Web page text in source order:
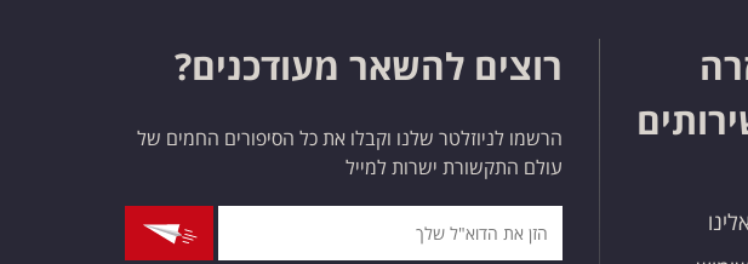
רוצים להשאר מעודכנים?
הרשמו לניוזלטר שלנו וקבלו את כל הסיפורים החמים של
עולם התקשורת ישרות למייל